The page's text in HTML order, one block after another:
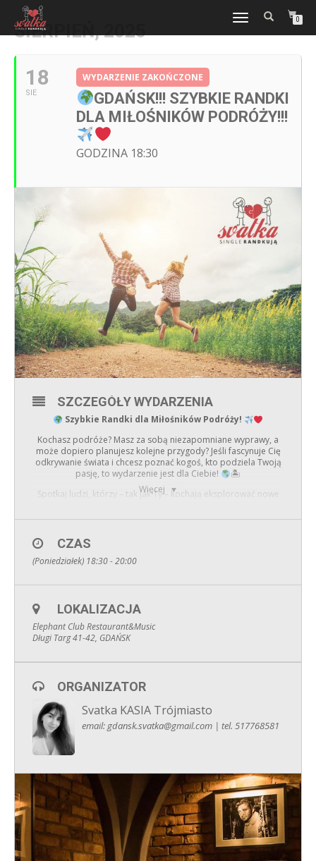
WŁĄCZ
0
SIERPIEŃ, 2025
18
SIE
WYDARZENIE ZAKOŃCZONE
GDAŃSK!!! SZYBKIE RANDKI
DLA MIŁOŚNIKÓW PODRÓŻY!!!
GODZINA 18:30
Więcej
SZCZEGÓŁY WYDARZENIA
Szybkie Randki dla Miłośników Podróży!
Kochasz podróże? Masz za sobą niezapomniane wyprawy, a
może dopiero planujesz kolejne przygody? Jeśli fascynuje Cię
odkrywanie świata i chcesz poznać kogoś, kto podziela Twoją
pasję, to wydarzenie jest dla Ciebie!
🏝
Spotkaj ludzi, którzy – tak jak Ty – kochają eksplorować nowe
przygód. Może znajdziesz towarzysza na kolejną wyprawę… a
GDAŃSK– zapraszamy na wyjątkowe podróżnicze randki!
W razie pytań pisz śmiało:
CZAS
(Poniedziałek) 18:30 - 20:00
LOKALIZACJA
Elephant Club Restaurant&Music
Długi Targ 41-42, GDAŃSK
ORGANIZATOR
Svatka KASIA Trójmiasto
email: gdansk.svatka@gmail.com | tel. 517768581